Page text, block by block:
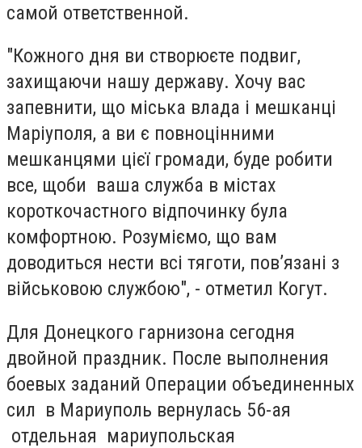
самой ответственной.
"Кожного дня ви створюєте подвиг,
захищаючи нашу державу. Хочу вас
запевнити, що міська влада і мешканці
Маріуполя, а ви є повноцінними
мешканцями цієї громади, буде робити
все, щоби ваша служба в містах
короткочастного відпочинку була
комфортною. Розуміємо, що вам
доводиться нести всі тяготи, пов’язані з
військовою службою", - отметил Когут.
Для Донецкого гарнизона сегодня
двойной праздник. После выполнения
боевых заданий Операции объединенных
сил в Мариуполь вернулась 56-ая
отдельная мариупольская